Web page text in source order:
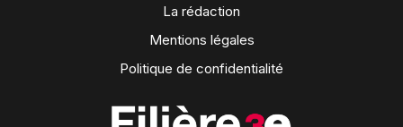
La rédaction
Mentions légales
Politique de confidentialité